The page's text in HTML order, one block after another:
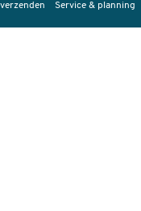
Service & planning
Afbeeldingen